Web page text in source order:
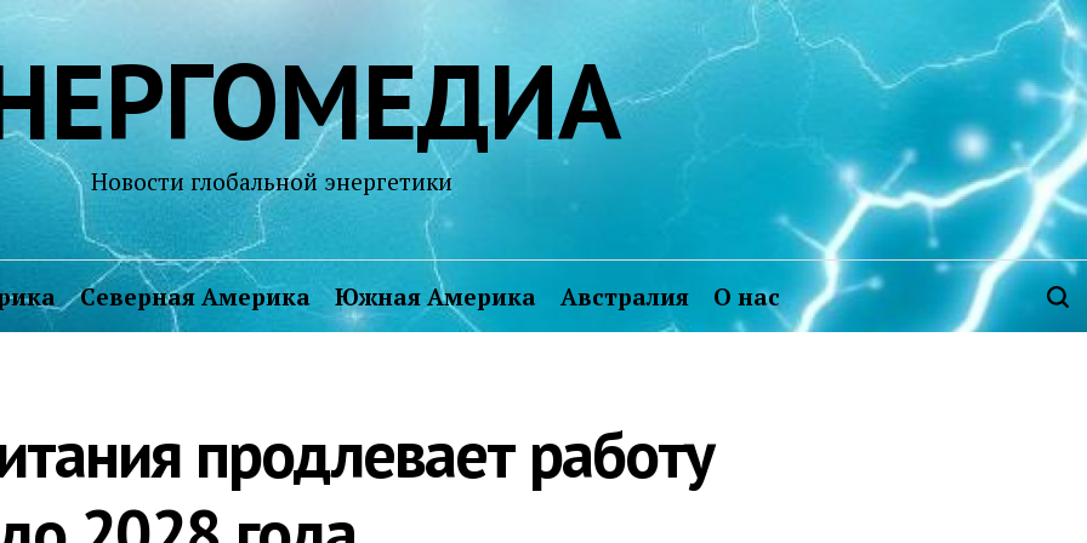
Новости глобальной энергетики
Северная Америка Южная Америка Австралия О нас
продлевает работу